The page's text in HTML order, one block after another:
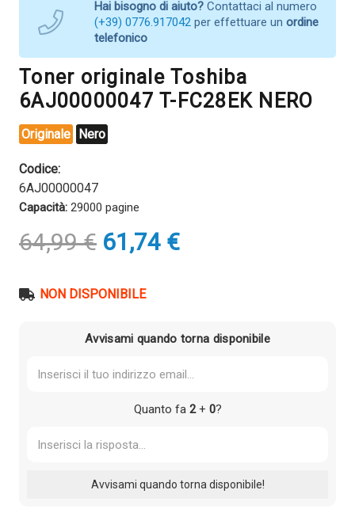
Hai bisogno di aiuto? Contattaci al numero
(+39) 0776.917042 per effettuare un ordine
telefonico
Toner originale Toshiba
6AJ00000047 T-FC28EK NERO
Originale Nero
Codice:
6AJ00000047
Capacità: 29000 pagine
64,99€ Il
prezzo
era:
61,74 €Il
prezzo
NON DISPONIBILE
Avvisami quando torna disponibile
Quanto fa 2+ 0?